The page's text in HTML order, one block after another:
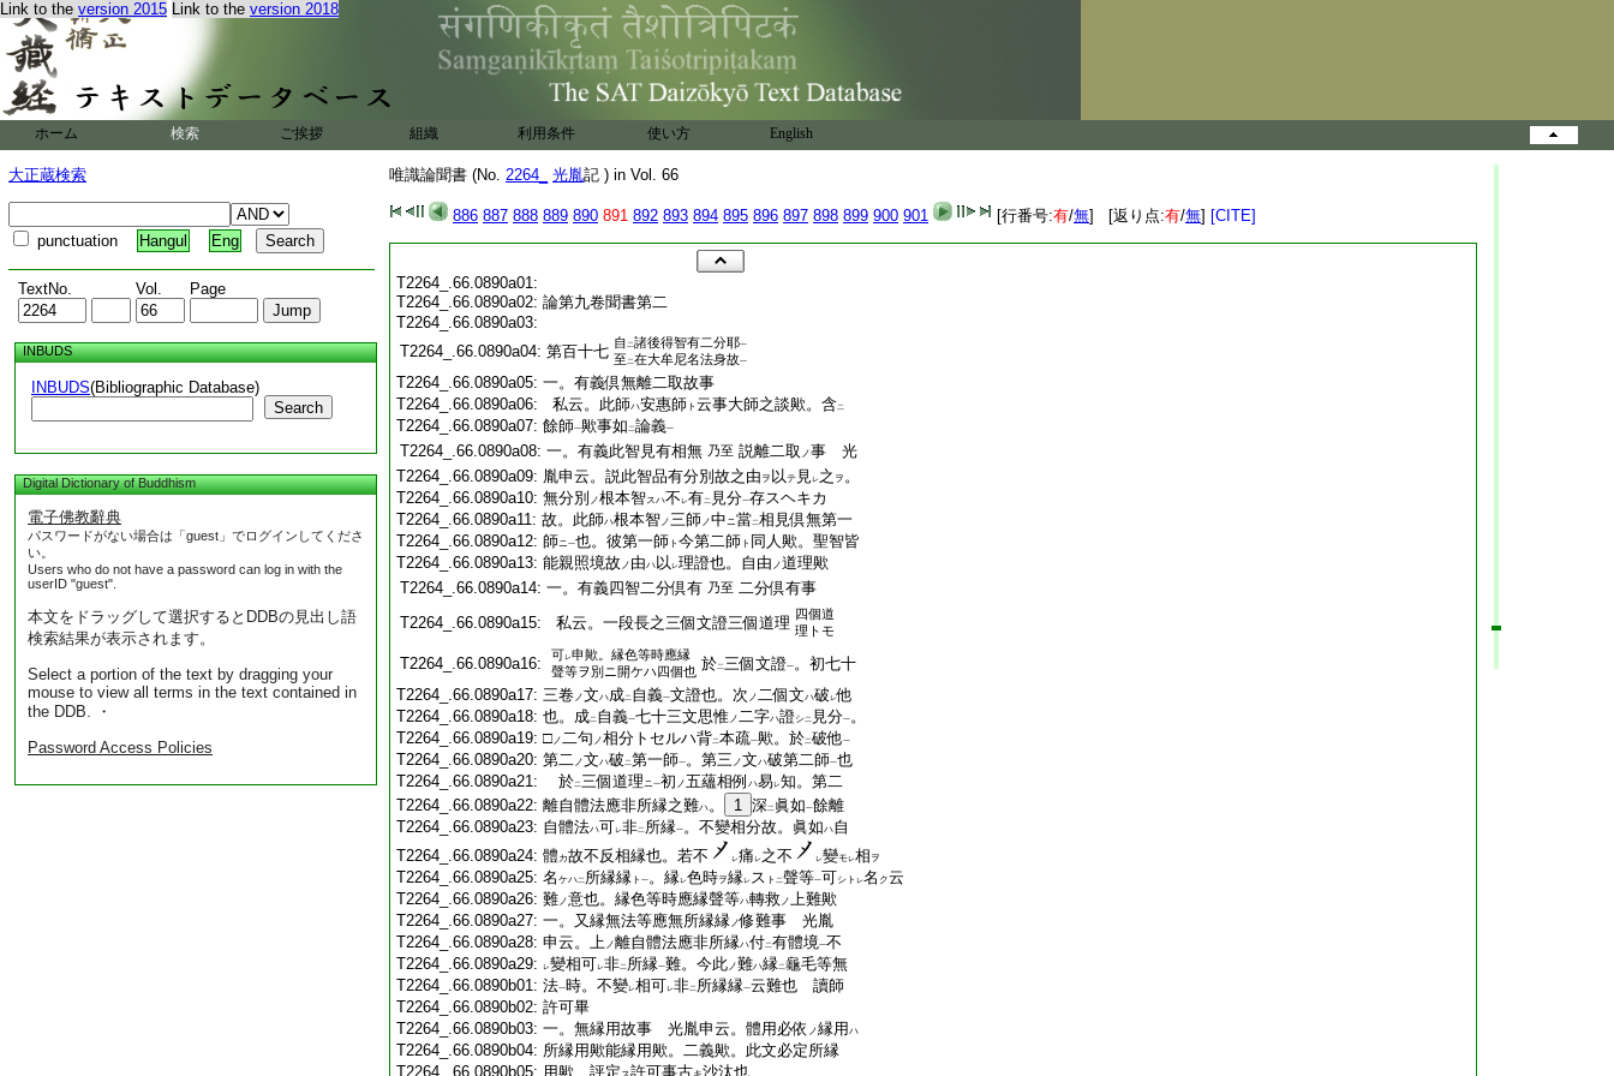
Link to the version 2015 Link to the version 2018
ホーム 検索 ご挨拶 組織 利用条件 使い方 English
大正蔵検索
punctuation Hangul Eng
TextNo. Vol. Page
INBUDS
INBUDS(Bibliographic Database)
Search
Digital Dictionary of Buddhism
電子佛教辭典
パスワードがない場合は「guest」でログインしてくださ
い。
Users who do not have a password can log in with the
userID "guest".
本文をドラッグして選択するとDDBの見出し語
検索結果が表示されます。
Select a portion of the text by dragging your
mouse to view all terms in the text contained in
the DDB. ・
Password Access Policies
唯識論聞書 (No. 2264_ 光胤記 ) in Vol. 66
886 887 888 889 890 891 892 893 894 895 896 897 898 899 900 901 [行番号:有/無] [返り点:有/無] [CITE]
T2264_.66.0890a01:
T2264_.66.0890a02: 論第九卷聞書第二
T2264_.66.0890a03:
T2264_.66.0890a04: 第百十七 自 二諸後得智有二分耶一
至 二在大牟尼名法身故一
T2264_.66.0890a05: 一。有義倶無離二取故事
T2264_.66.0890a06:
私云。此師ハ安惠師 ト 云事大師之談歟。含二
T2264_.66.0890a07: 餘師一歟事如 二論義一
T2264_.66.0890a08: 一。有義此智見有相無 乃至 説離二取 ノ事 光
T2264_.66.0890a09: 胤申云。説此智品有分別故之由 ヲ 以テ 見レ之 ヲ 。
T2264_.66.0890a10: 無分別 ノ根本智スハ不 レ有二 見分一存スヘキカ
T2264_.66.0890a11: 故。此師ハ根本智ノ三師ノ中ニ當二相見倶無第一
T2264_.66.0890a12: 師ニ一也。彼第一師 ト 今第二師 ト 同人歟。聖智皆
T2264_.66.0890a13: 能親照境故 ノ 由ハ 以 レ理證也。自由 ノ道理歟
T2264_.66.0890a14: 一。有義四智二分倶有 乃至 二分倶有事
T2264_.66.0890a15:
私云。一段長之三個文證三個道理 四個道
理トモ
T2264_.66.0890a16: 可レ申歟。縁色等時應縁
聲等ヲ別ニ開ケハ四個也 於二三個文證一。初七十
T2264_.66.0890a17: 三卷ノ文ハ成二 自義一文證也。次 ノ二個文ハ破 レ他
T2264_.66.0890a18: 也。成二 自義一七十三文思惟ノ二字ハ證シ二 見分一。
T2264_.66.0890a19: □ノ二句 ノ相分トセルハ背二本疏一歟。於二破他一
T2264_.66.0890a20: 第二ノ文ハ破 二第一師一。第三 ノ文ハ破第二師一也
T2264_.66.0890a21:
於二三個道理ニ一初 ノ五蘊相例 ハ易レ知。第二
T2264_.66.0890a22: 離自體法應非所縁之難ハ。 1 深二 眞如一餘離
T2264_.66.0890a23: 自體法ハ可レ非二 所縁一。不變相分故。眞如ハ自
T2264_.66.0890a24: 體 カ故不反相縁也。若不 レ痛 レ之不 レ變モレ相 ヲ
T2264_.66.0890a25: 名 ケハ二 所縁縁 ト 一。縁レ色時ヲ縁レス ト 二聲等一可シト レ名 ク云
T2264_.66.0890a26: 難ノ意也。縁色等時應縁聲等ハ轉救ノ上難歟
T2264_.66.0890a27: 一。又縁無法等應無所縁縁ノ修難事 光胤
T2264_.66.0890a28: 申云。上ノ離自體法應非所縁ハ付二有體境一不
T2264_.66.0890a29:
レ變相可レ非二 所縁一難。今此ノ難ハ縁二龜毛等無
T2264_.66.0890b01: 法一時。不變レ相可レ非二 所縁縁一云難也 讀師
T2264_.66.0890b02: 許可畢
T2264_.66.0890b03: 一。無縁用故事 光胤申云。體用必依 ノ縁用 ハ
T2264_.66.0890b04: 所縁用歟能縁用歟。二義歟。此文必定所縁
T2264_.66.0890b05: 用歟 評定 許可事古 沙汰也